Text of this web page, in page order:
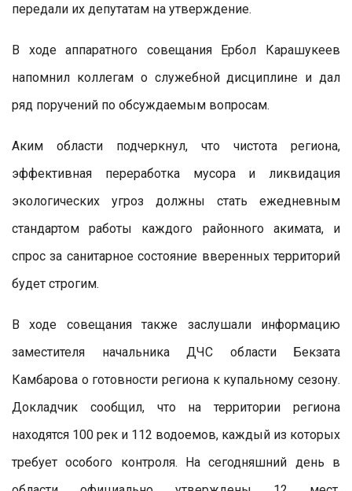
передали их депутатам на утверждение.
В ходе аппаратного совещания Ербол Карашукеев
напомнил коллегам о служебной дисциплине и дал
ряд поручений по обсуждаемым вопросам.
Аким области подчеркнул, что чистота региона,
эффективная переработка мусора и ликвидация
экологических угроз должны стать ежедневным
стандартом работы каждого районного акимата, и
спрос за санитарное состояние вверенных территорий
будет строгим.
В ходе совещания также заслушали информацию
заместителя начальника ДЧС области Бекзата
Камбарова о готовности региона к купальному сезону.
Докладчик сообщил, что на территории региона
находятся 100 рек и 112 водоемов, каждый из которых
требует особого контроля. На сегодняшний день в